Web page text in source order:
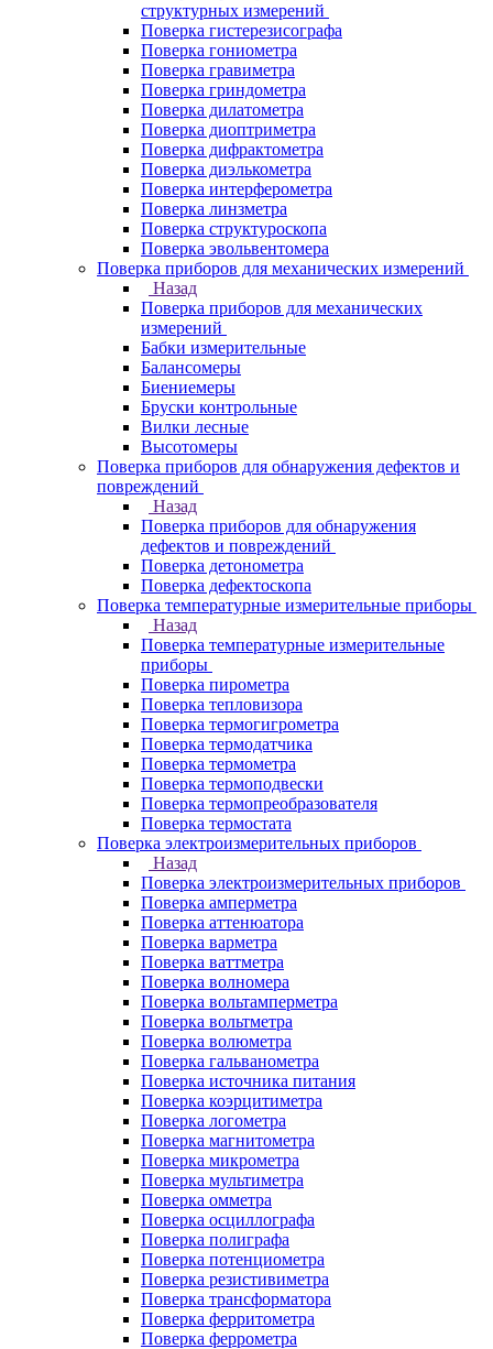
структурных измерений
Поверка гистерезисографа
Поверка гониометра
Поверка гравиметра
Поверка гриндометра
Поверка дилатометра
Поверка диоптриметра
Поверка дифрактометра
Поверка диэлькометра
Поверка интерферометра
Поверка линзметра
Поверка структуроскопа
Поверка эвольвентомера
Поверка приборов для механических измерений
Назад
Поверка приборов для механических
измерений
Бабки измерительные
Балансомеры
Биениемеры
Бруски контрольные
Вилки лесные
Высотомеры
Поверка приборов для обнаружения дефектов и
повреждений
Назад
Поверка приборов для обнаружения
дефектов и повреждений
Поверка детонометра
Поверка дефектоскопа
Поверка температурные измерительные приборы
Назад
Поверка температурные измерительные
приборы
Поверка пирометра
Поверка тепловизора
Поверка термогигрометра
Поверка термодатчика
Поверка термометра
Поверка термоподвески
Поверка термопреобразователя
Поверка термостата
Поверка электроизмерительных приборов
Назад
Поверка электроизмерительных приборов
Поверка амперметра
Поверка аттенюатора
Поверка варметра
Поверка ваттметра
Поверка волномера
Поверка вольтамперметра
Поверка вольтметра
Поверка волюметра
Поверка гальванометра
Поверка источника питания
Поверка коэрцитиметра
Поверка логометра
Поверка магнитометра
Поверка микрометра
Поверка мультиметра
Поверка омметра
Поверка осциллографа
Поверка полиграфа
Поверка потенциометра
Поверка резистивиметра
Поверка трансформатора
Поверка ферритометра
Поверка феррометра